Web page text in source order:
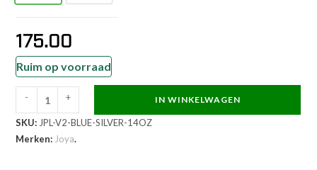
175.00
Ruim op voorraad
Performance
V2
- + IN WINKELWAGEN
SKU: JPL-V2-BLUE-SILVER-14OZ
Merken: Joya.